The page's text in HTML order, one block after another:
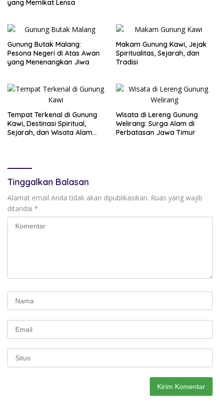
yang Memikat Lensa
Gunung Butak Malang:
Pesona Negeri di Atas Awan
yang Menenangkan Jiwa
Makam Gunung Kawi, Jejak
Spiritualitas, Sejarah, dan
Tradisi
Tempat Terkenal di Gunung
Kawi, Destinasi Spiritual,
Sejarah, dan Wisata Alam
Wisata di Lereng Gunung
Welirang: Surga Alam di
Perbatasan Jawa Timur
Tinggalkan Balasan
Alamat email Anda tidak akan dipublikasikan. Ruas yang wajib
ditandai *